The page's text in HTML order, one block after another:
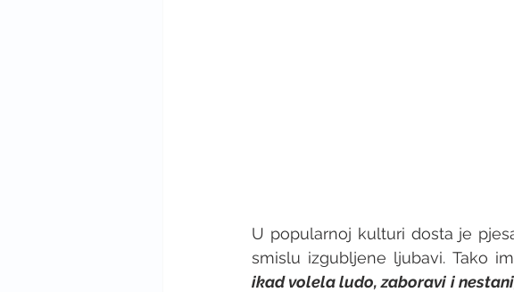
U popularnoj kulturi dosta je
smislu izgubljene ljubavi. Tako
ikad volela ludo, zaboravi i